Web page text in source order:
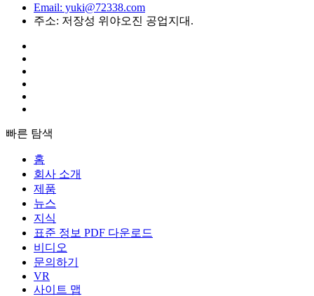
Email: yuki@72338.com
주소: 저장성 위야오진 공업지대.
빠른 탐색
홈
회사 소개
제품
뉴스
지식
표준 정보 PDF 다운로드
비디오
문의하기
VR
사이트 맵